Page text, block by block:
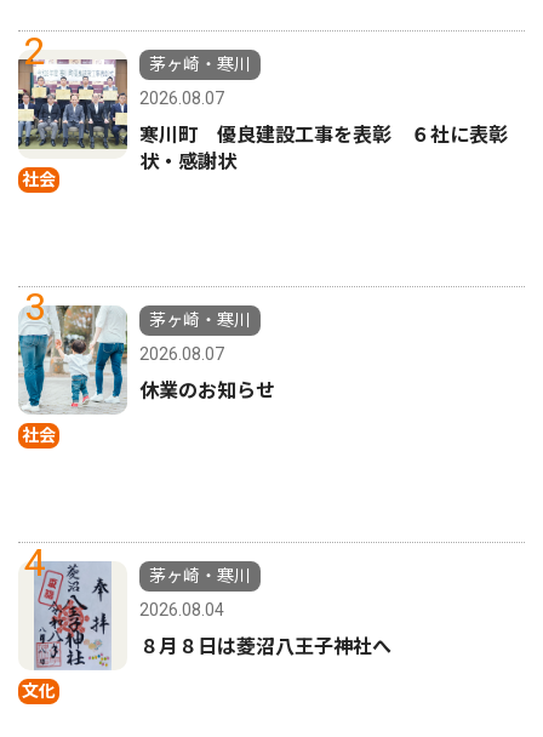
2
社会
茅ヶ崎・寒川
2026.08.07
寒川町 優良建設工事を表彰 ６社に表彰
状・感謝状
3
社会
茅ヶ崎・寒川
2026.08.07
休業のお知らせ
4
文化
茅ヶ崎・寒川
2026.08.04
８月８日は菱沼八王子神社へ